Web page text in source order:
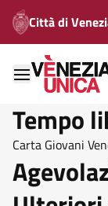
Città di
Tempo
Carta Giovani